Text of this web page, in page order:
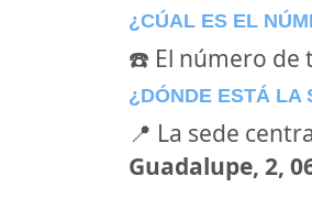
¿CÚAL ES EL
☎️ El número de
¿DÓNDE ESTÁ LA
📍 La sede
Guadalupe, 2,